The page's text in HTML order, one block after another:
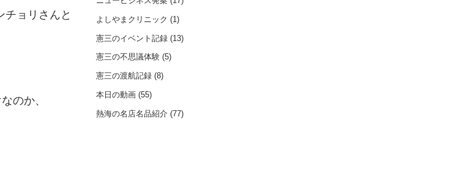
んと
のか、
よしやまクリニック (1)
憲三のイベント記録(13)
憲三の不思議体験(5)
憲三の渡航記録(8)
本日の動画(55)
熱海の名店名品紹介(77)